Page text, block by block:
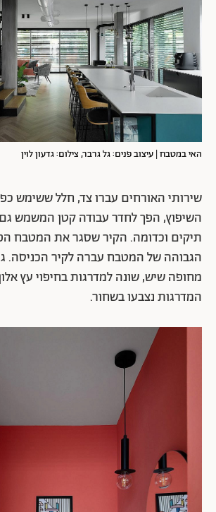
האי במטבח | עיצוב פנים: גל גרבר, צילום: גדעון לוין
שירותי האורחים עברו צד, חלל ששימש
השיפוץ, הפך לחדר עבודה קטן המשמש
תיקים וכדומה. הקיר שסגר את המטבח
הגבוהה של המטבח עברה לקיר הכניסה.
מחופה שיש, שונה למדרגות בחיפוי עץ
המדרגות נצבעו בשחור.